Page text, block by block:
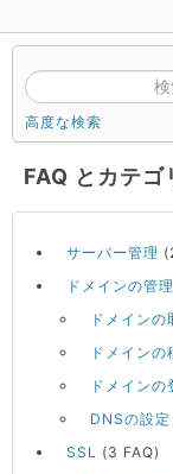
高度な検索
FAQ とカテゴ
サーバー管理
ドメインの管
ドメイン
ドメインの
ドメインの
DNSの設定
SSL
(3 FAQ)